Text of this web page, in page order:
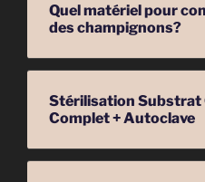
Quel matériel pour
des champignons?
Stérilisation Substrat
Complet + Autoclave